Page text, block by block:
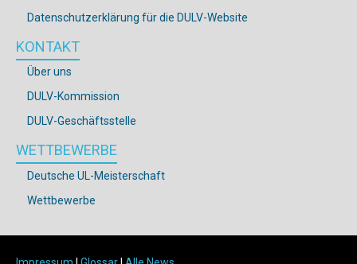
Datenschutzerklärung für die DULV-Website
KONTAKT
Über uns
DULV-Kommission
DULV-Geschäftsstelle
WETTBEWERBE
Deutsche UL-Meisterschaft
Wettbewerbe